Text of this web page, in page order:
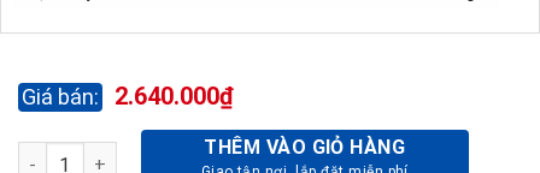
2.640.000₫
GHẾ HỘI TRƯỜNG CAO CẤP TC11-3 số lượng
THÊM VÀO GIỎ HÀNG